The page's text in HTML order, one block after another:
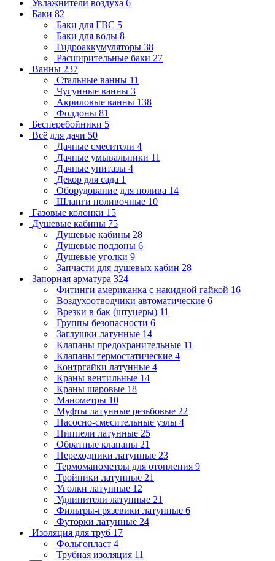
Увлажнители воздуха 6
Баки 82
Баки для ГВС 5
Баки для воды 8
Гидроаккумуляторы 38
Расширительные баки 27
Ванны 237
Стальные ванны 11
Чугунные ванны 3
Акриловые ванны 138
Фолдоны 81
Бесперебойники 5
Всё для дачи 50
Дачные смесители 4
Дачные умывальники 11
Дачные унитазы 4
Декор для сада 1
Оборудование для полива 14
Шланги поливочные 10
Газовые колонки 15
Душевые кабины 75
Душевые кабины 28
Душевые поддоны 6
Душевые уголки 9
Запчасти для душевых кабин 28
Запорная арматура 324
Фитинги американка с накидной гайкой 16
Воздухоотводчики автоматические 6
Врезки в бак (штуцеры) 11
Группы безопасности 6
Заглушки латунные 14
Клапаны предохранительные 11
Клапаны термостатические 4
Контргайки латунные 4
Краны вентильные 14
Краны шаровые 18
Манометры 10
Муфты латунные резьбовые 22
Насосно-смесительные узлы 4
Ниппели латунные 25
Обратные клапаны 21
Переходники латунные 23
Термоманометры для отопления 9
Тройники латунные 21
Уголки латунные 12
Удлинители латунные 21
Фильтры-грязевики латунные 6
Футорки латунные 24
Изоляция для труб 17
Фольгопласт 4
Трубная изоляция 11